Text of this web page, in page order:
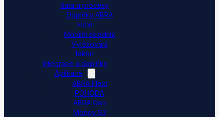
data a procesy
Doplňky ABRA
Flexi
Mobilní skladník
Vytěžování
faktur
Integrace a doplňky
Aplikace
ABRA Flexi
POHODA
ABRA Gen
Money S3